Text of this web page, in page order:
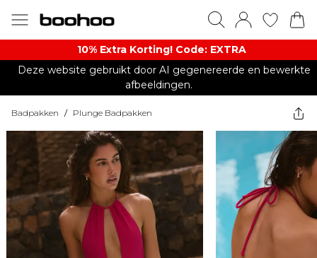
10% Extra Korting! Code: EXTRA​
Deze website gebruikt door AI gegenereerde en bewerkte
afbeeldingen.
Badpakken / Plunge Badpakken